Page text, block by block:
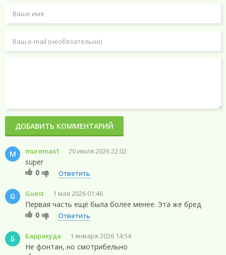
M muremax1 20 июля 2026 22:02
super
0
Ответить
G Guest 1 мая 2026 01:46
Первая часть ещё была более менее. Эта же бред.
0
Ответить
Б Барракуда 1 января 2026 14:54
Не фонтан, но смотрибельно
ДОБАВИТЬ КОММЕНТАРИЙ